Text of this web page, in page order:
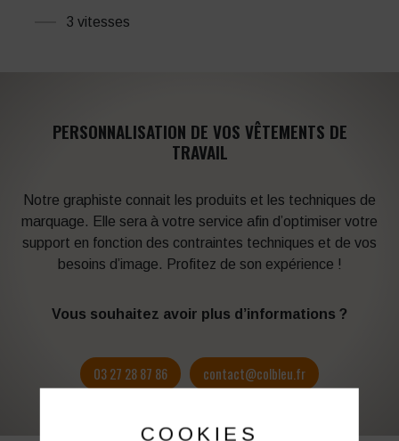
3 vitesses
PERSONNALISATION DE VOS VÊTEMENTS DE
TRAVAIL
Notre graphiste connait les produits et les techniques de
marquage. Elle sera à votre service afin d’optimiser votre
support en fonction des contraintes techniques et de vos
besoins d’image. Profitez de son expérience !
Vous souhaitez avoir plus d’informations ?
03 27 28 87 86 contact@colbleu.fr
COOKIES